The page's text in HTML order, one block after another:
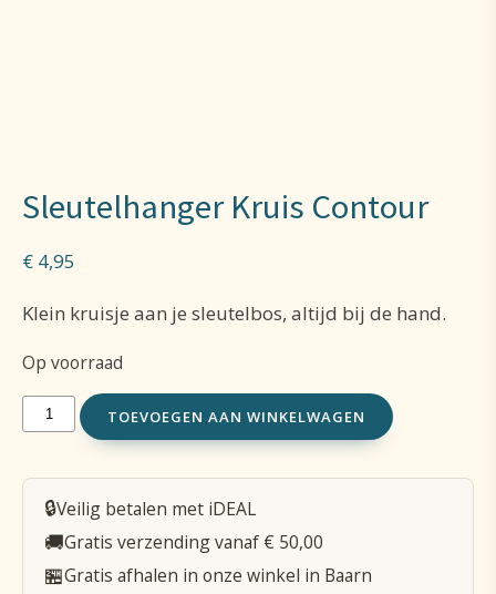
Sleutelhanger Kruis Contour
€ 4,95
Klein kruisje aan je sleutelbos, altijd bij de hand.
Op voorraad
Sleutelhanger
Contour
aantal
TOEVOEGEN AAN WINKELWAGEN
🔒Veilig betalen met iDEAL
🚚Gratis verzending vanaf € 50,00
🏪Gratis afhalen in onze winkel in Baarn